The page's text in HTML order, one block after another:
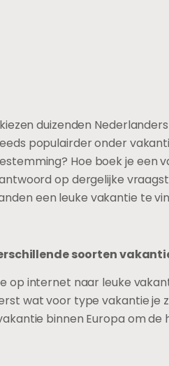
duizenden
populairder onder
Hoe boek je een
op dergelijke
een leuke vakantie te
soorten
op internet naar leuke
wat voor type vakantie je
binnen Europa om